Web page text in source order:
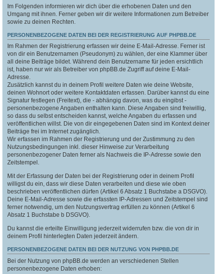
Im Folgenden informieren wir dich über die erhobenen Daten und den
Umgang mit ihnen. Ferner geben wir dir weitere Informationen zum Betreiber
sowie zu deinen Rechten.
PERSONENBEZOGENE DATEN BEI DER REGISTRIERUNG AUF PHPBB.DE
Im Rahmen der Registrierung erfassen wir deine E-Mail-Adresse. Ferner ist
von dir ein Benutzernamen (Pseudonym) zu wählen, der eine Klammer über
all deine Beiträge bildet. Während dein Benutzername für jeden ersichtlich
ist, haben nur wir als Betreiber von phpBB.de Zugriff auf deine E-Mail-
Adresse.
Zusätzlich kannst du in deinem Profil weitere Daten wie deine Website,
deinen Wohnort oder weitere Kontaktdaten erfassen. Darüber kannst du eine
Signatur festlegen (Freitext), die - abhängig davon, was du eingibst -
personenbezogene Angaben enthalten kann. Diese Angaben sind freiwillig,
so dass du selbst entscheiden kannst, welche Angaben du erfassen und
veröffentlichen willst. Die von dir eingegebenen Daten sind im Kontext deiner
Beiträge frei im Internet zugänglich.
Wir erfassen im Rahmen der Registrierung und der Zustimmung zu den
Nutzungsbedingungen inkl. dieser Hinweise zur Verarbeitung
personenbezogener Daten ferner als Nachweis die IP-Adresse sowie den
Zeitstempel.
Mit der Erfassung der Daten bei der Registrierung oder in deinem Profil
willigst du ein, dass wir diese Daten verarbeiten und diese wie oben
beschrieben veröffentlichen dürfen (Artikel 6 Absatz 1 Buchstabe a DSGVO).
Deine E-Mail-Adresse sowie die erfassten IP-Adressen und Zeitstempel sind
ferner notwendig, um den Nutzungsvertrag erfüllen zu können (Artikel 6
Absatz 1 Buchstabe b DSGVO).
Du kannst die erteilte Einwilligung jederzeit widerrufen bzw. die von dir in
deinem Profil hinterlegten Daten jederzeit ändern.
PERSONENBEZOGENE DATEN BEI DER NUTZUNG VON PHPBB.DE
Bei der Nutzung von phpBB.de werden an verschiedenen Stellen
personenbezogene Daten erhoben: